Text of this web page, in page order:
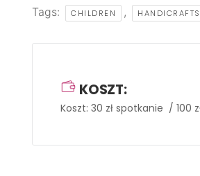
Tags: CHILDREN , HANDICRAFTS
KOSZT:
Koszt: 30 zł spotkanie / 100